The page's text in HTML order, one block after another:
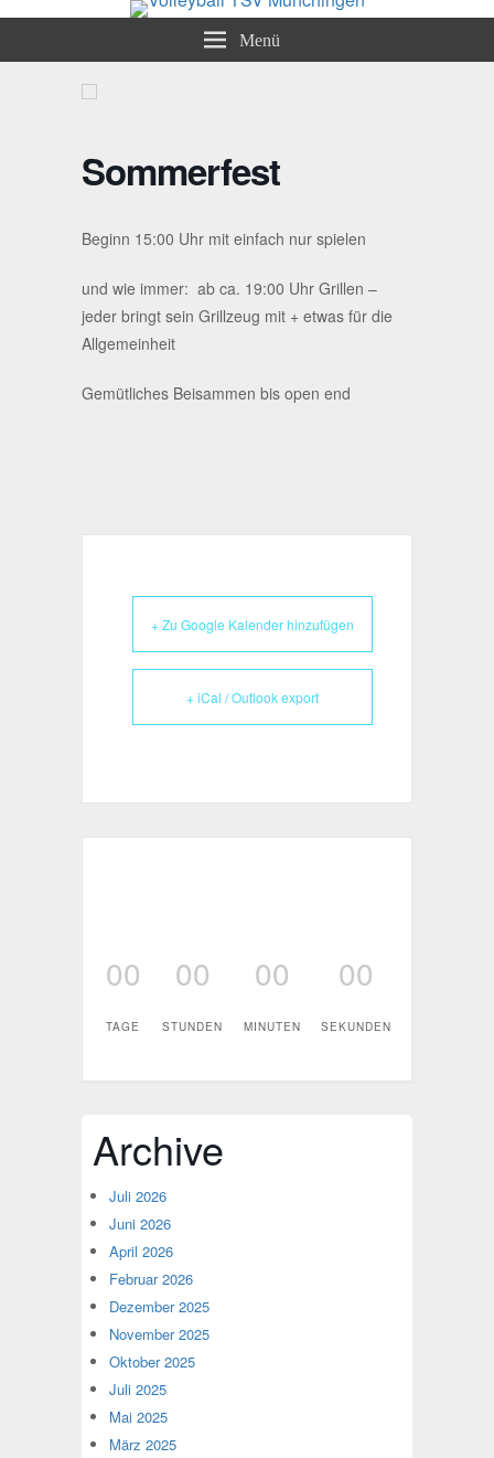
Volleyball TSV Münchingen
Menü
Sommerfest
Beginn 15:00 Uhr mit einfach nur spielen
und wie immer: ab ca. 19:00 Uhr Grillen –
jeder bringt sein Grillzeug mit + etwas für die
Allgemeinheit
Gemütliches Beisammen bis open end
+ Zu Google Kalender hinzufügen
+ iCal / Outlook export
00
TAGE
00
STUNDEN
00
MINUTEN
00
SEKUNDEN
Archive
Juli 2026
Juni 2026
April 2026
Februar 2026
Dezember 2025
November 2025
Oktober 2025
Juli 2025
Mai 2025
März 2025